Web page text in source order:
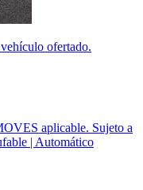
ofertado.
aplicable. Sujeto a
| Automático